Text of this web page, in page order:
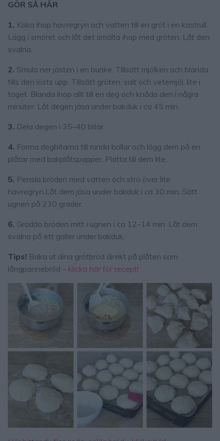
GÖR SÅ HÄR
1. Koka ihop havregryn och vatten till en gröt i en kastrull.
Lägg i smöret och låt det smälta ihop med gröten. Låt den
svalna.
2. Smula ner jästen i en bunke. Tillsätt mjölken och blanda
tills den lösts upp. Tillsätt gröten, salt och vetemjöl, lite i
taget. Blanda ihop allt till en deg och knåda den i några
minuter. Låt degen jäsa under bakduk i ca 45 min.
3. Dela degen i 35–40 bitar.
4. Forma degbitarna till runda bollar och lägg dem på en
plåtar med bakplåtspapper. Platta till dem lite.
5. Pensla bröden med vatten och strö över lite
havregryn.Låt dem jäsa under bakduk i ca 30 min. Sätt
ugnen på 230 grader.
6. Grädda bröden mitt i ugnen i ca 12–14 min. Låt dem
svalna på ett galler under bakduk.
Tips! Baka ut dina grötbröd direkt på plåten som
långpannebröd – klicka här för recept!